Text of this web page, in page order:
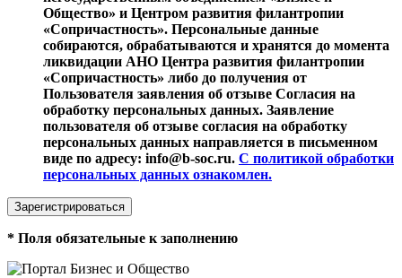
Общество» и Центром развития филантропии
«Сопричастность». Персональные данные
собираются, обрабатываются и хранятся до момента
ликвидации АНО Центра развития филантропии
«Сопричастность» либо до получения от
Пользователя заявления об отзыве Согласия на
обработку персональных данных. Заявление
пользователя об отзыве согласия на обработку
персональных данных направляется в письменном
виде по адресу: info@b-soc.ru. С политикой обработки
персональных данных ознакомлен.
* Поля обязательные к заполнению